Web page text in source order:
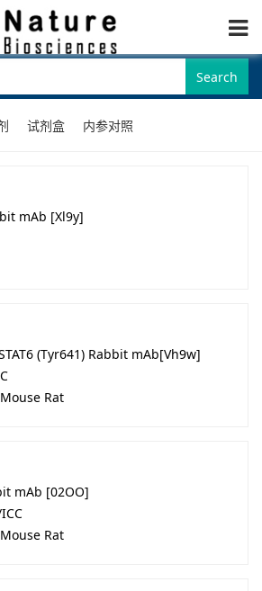
Search
试剂盒 内参对照
mAb [Xl9y]
(Tyr641) Rabbit mAb[Vh9w]
Rat
mAb [02OO]
Rat